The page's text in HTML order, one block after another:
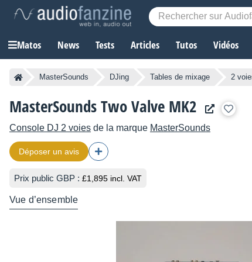
Matos News Tests Articles Tutos Vidéos
MasterSounds DJing Tables de mixage 2
MasterSounds Two Valve MK2
Console DJ 2 voies de la marque MasterSounds
Déposer un avis
Prix public GBP : £1,895 incl. VAT
Vue d’ensemble